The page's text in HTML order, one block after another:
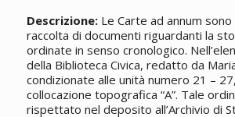
Descrizione:Le Carte ad annum
raccolta di documenti riguardanti la
ordinate in senso cronologico.
della Biblioteca Civica, redatto da
condizionate alle unità numero 21 –
collocazione topografica “A”. Tale
rispettato nel deposito all’Archivio di